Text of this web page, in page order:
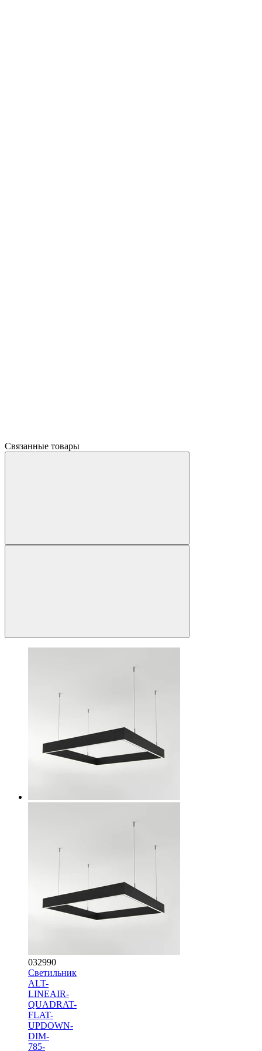
Связанные товары
032990
Светильник
ALT-
LINEAIR-
QUADRAT-
FLAT-
UPDOWN-
DIM-
785-